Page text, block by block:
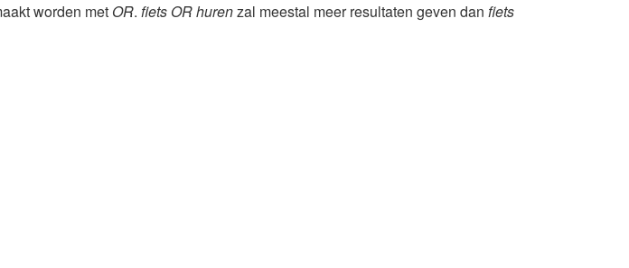
worden met OR. fiets OR hurenzal meestal meer resultaten geven dan fiets